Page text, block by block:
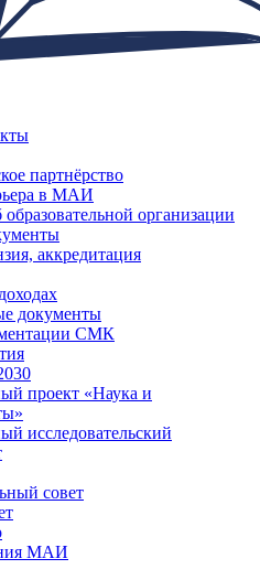
партнёрство
в МАИ
организации
аккредитация
документы
СМК
проект «Наука и
исследовательский
совет
МАИ